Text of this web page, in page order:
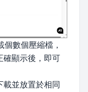
數個壓縮檔，
確顯示後，即可
並放置於相同